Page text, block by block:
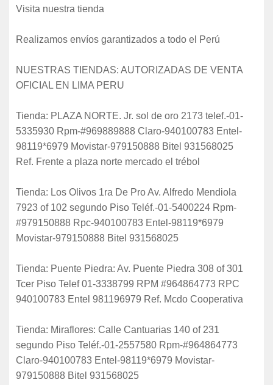
Visita nuestra tienda
Realizamos envíos garantizados a todo el Perú
NUESTRAS TIENDAS: AUTORIZADAS DE VENTA
OFICIAL EN LIMA PERU
Tienda: PLAZA NORTE. Jr. sol de oro 2173 telef.-01-
5335930 Rpm-#969889888 Claro-940100783 Entel-
98119*6979 Movistar-979150888 Bitel 931568025
Ref. Frente a plaza norte mercado el trébol
Tienda: Los Olivos 1ra De Pro Av. Alfredo Mendiola
7923 of 102 segundo Piso Teléf.-01-5400224 Rpm-
#979150888 Rpc-940100783 Entel-98119*6979
Movistar-979150888 Bitel 931568025
Tienda: Puente Piedra: Av. Puente Piedra 308 of 301
Tcer Piso Telef 01-3338799 RPM #964864773 RPC
940100783 Entel 981196979 Ref. Mcdo Cooperativa
Tienda: Miraflores: Calle Cantuarias 140 of 231
segundo Piso Teléf.-01-2557580 Rpm-#964864773
Claro-940100783 Entel-98119*6979 Movistar-
979150888 Bitel 931568025